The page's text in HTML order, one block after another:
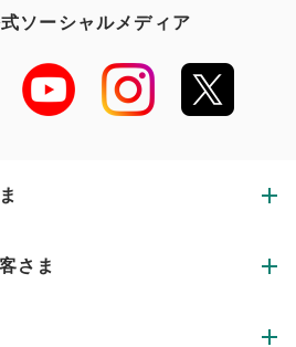
ソーシャルメディア
さま